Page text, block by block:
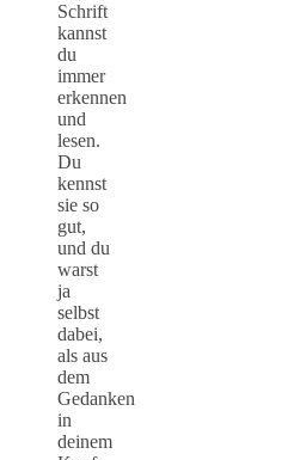
Schrift
kannst
du
immer
erkennen
und
lesen.
Du
kennst
sie so
gut,
und du
warst
ja
selbst
dabei,
als aus
dem
Gedanken
in
deinem